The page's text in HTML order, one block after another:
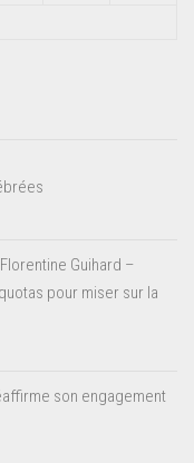
Guihard –
pour miser sur la
son engagement